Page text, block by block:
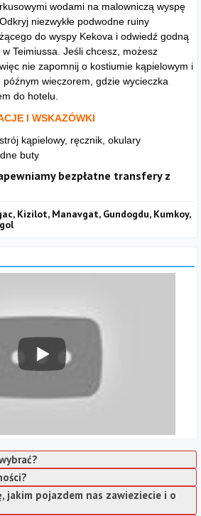
wodami na malowniczą wyspę
niezwykłe podwodne ruiny
do wyspy Kekova i odwiedź godną
Teimiussa. Jeśli chcesz, możesz
nie zapomnij o kostiumie kąpielowym i
wieczorem, gdzie wycieczka
do hotelu.
I WSKAZÓWKI
kąpielowy, ręcznik, okulary
buty
bezpłatne transfery z
Kizilot, Manavgat, Gundogdu, Kumkoy,
jakim pojazdem nas zawieziecie i o